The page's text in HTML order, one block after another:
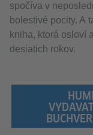
spočíva v
bolestivé pocity. A
kniha, ktorá osloví
desiatich rokov.